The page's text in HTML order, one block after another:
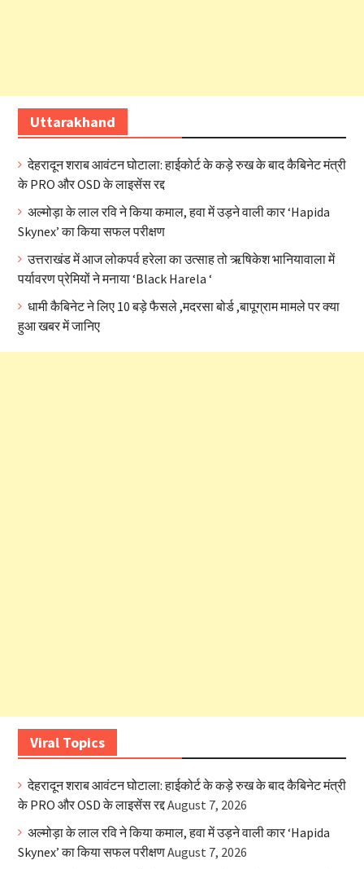
Uttarakhand
देहरादून शराब आवंटन घोटाला: हाईकोर्ट के कड़े रुख के बाद कैबिनेट मंत्री
के PRO और OSD के लाइसेंस रद्द
अल्मोड़ा के लाल रवि ने किया कमाल, हवा में उड़ने वाली कार ‘Hapida
Skynex’ का किया सफल परीक्षण
उत्तराखंड में आज लोकपर्व हरेला का उत्साह तो ऋषिकेश भानियावाला में
पर्यावरण प्रेमियों ने मनाया ‘Black Harela ‘
धामी कैबिनेट ने लिए 10 बड़े फैसले ,मदरसा बोर्ड ,बापूग्राम मामले पर क्या
हुआ खबर में जानिए
Viral Topics
देहरादून शराब आवंटन घोटाला: हाईकोर्ट के कड़े रुख के बाद कैबिनेट मंत्री
के PRO और OSD के लाइसेंस रद्दAugust 7, 2026
अल्मोड़ा के लाल रवि ने किया कमाल, हवा में उड़ने वाली कार ‘Hapida
Skynex’ का किया सफल परीक्षणAugust 7, 2026